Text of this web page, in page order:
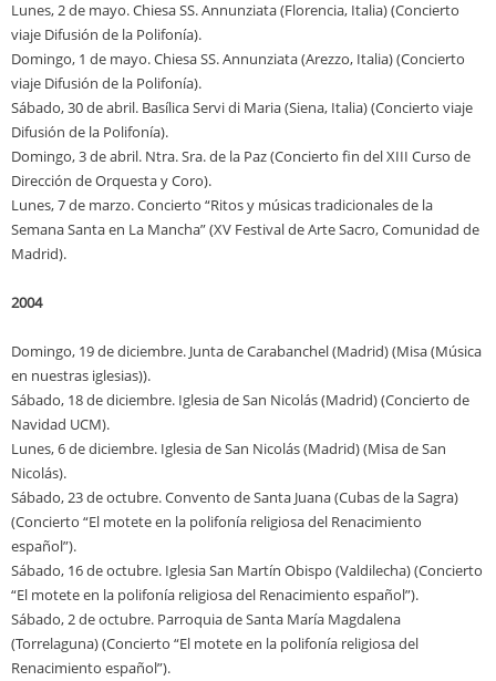
Lunes, 2 de mayo. Chiesa SS. Annunziata (Florencia, Italia) (Concierto
viaje Difusión de la Polifonía).
Domingo, 1 de mayo. Chiesa SS. Annunziata (Arezzo, Italia) (Concierto
viaje Difusión de la Polifonía).
Sábado, 30 de abril. Basílica Servi di Maria (Siena, Italia) (Concierto viaje
Difusión de la Polifonía).
Domingo, 3 de abril. Ntra. Sra. de la Paz (Concierto fin del XIII Curso de
Dirección de Orquesta y Coro).
Lunes, 7 de marzo. Concierto “Ritos y músicas tradicionales de la
Semana Santa en La Mancha” (XV Festival de Arte Sacro, Comunidad de
Madrid).
2004
Domingo, 19 de diciembre. Junta de Carabanchel (Madrid) (Misa (Música
en nuestras iglesias)).
Sábado, 18 de diciembre. Iglesia de San Nicolás (Madrid) (Concierto de
Navidad UCM).
Lunes, 6 de diciembre. Iglesia de San Nicolás (Madrid) (Misa de San
Nicolás).
Sábado, 23 de octubre. Convento de Santa Juana (Cubas de la Sagra)
(Concierto “El motete en la polifonía religiosa del Renacimiento
español”).
Sábado, 16 de octubre. Iglesia San Martín Obispo (Valdilecha) (Concierto
“El motete en la polifonía religiosa del Renacimiento español”).
Sábado, 2 de octubre. Parroquia de Santa María Magdalena
(Torrelaguna) (Concierto “El motete en la polifonía religiosa del
Renacimiento español”).